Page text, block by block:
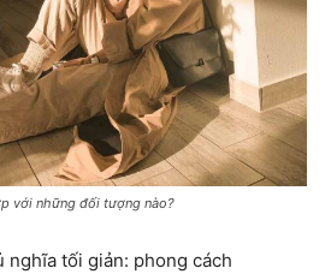
với những đối tượng nào?
nghĩa tối giản: phong cách